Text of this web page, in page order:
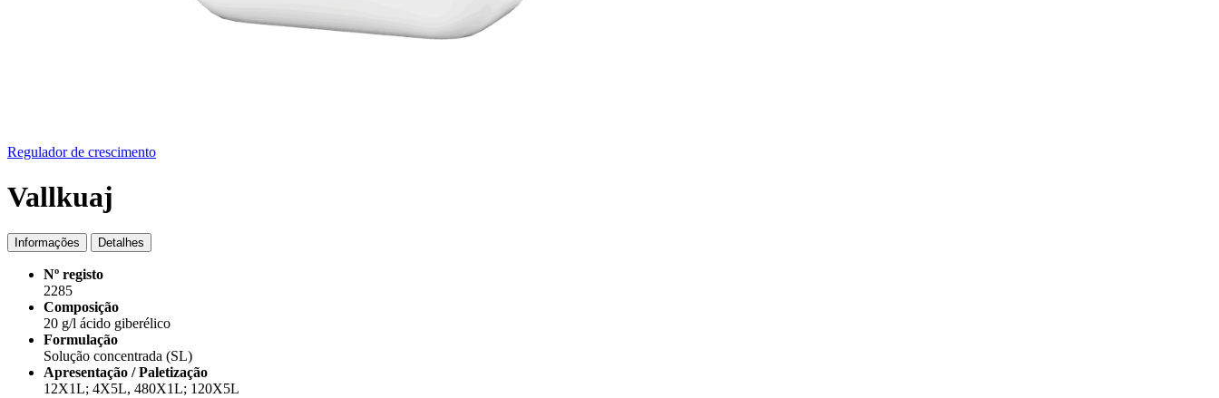
Regulador de crescimento
Vallkuaj
Informações Detalhes
Nº registo
2285
Composição
20 g/l ácido giberélico
Formulação
Solução concentrada (SL)
Apresentação / Paletização
12X1L; 4X5L, 480X1L; 120X5L